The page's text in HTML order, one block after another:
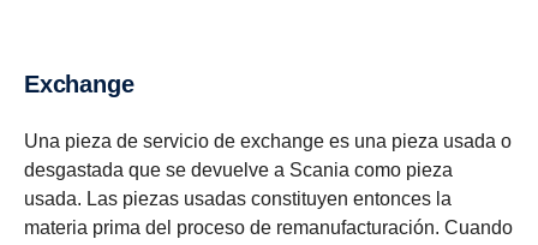
Exchange
Una pieza de servicio de exchange es una pieza usada o
desgastada que se devuelve a Scania como pieza
usada. Las piezas usadas constituyen entonces la
materia prima del proceso de remanufacturación. Cuando